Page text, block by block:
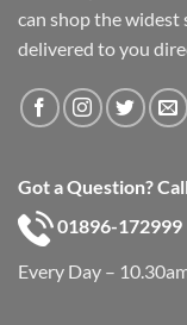
can shop the widest
delivered to you
Got a Question?
01896-172999
Every Day –